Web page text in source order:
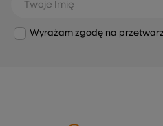
Twoje Imię
Wyrażam zgodę na